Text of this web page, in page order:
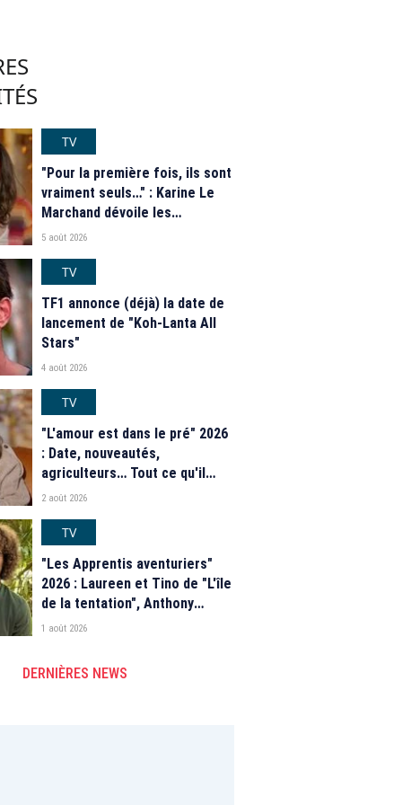
TV
"Pour la première fois, ils sont
vraiment seuls…" : Karine Le
Marchand dévoile les
nouveautés des speed dating
2026
5 août 2026
TV
TF1 annonce (déjà) la date de
lancement de "Koh-Lanta All
Stars"
4 août 2026
TV
"L'amour est dans le pré" 2026
: Date, nouveautés,
agriculteurs… Tout ce qu'il
faut savoir sur la saison 21 du
2 août 2026
TV
"Les Apprentis aventuriers"
2026 : Laureen et Tino de "L'île
de la tentation", Anthony
Matéo, Jade Leboeuf... Le
de la télé-réalité de W9
1 août 2026
DERNIÈRES NEWS